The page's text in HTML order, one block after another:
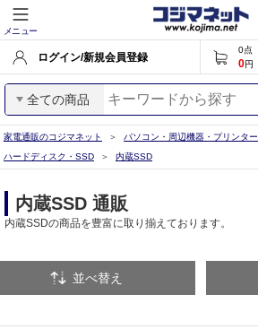
メニュー
ログイン/新規会員登録
0点
0円
全ての商品
家電通販のコジマネット パソコン・周辺機器・プリンター
ハードディスク・SSD
内蔵SSD
内蔵SSD 通販
内蔵SSDの商品を豊富に取り揃えております。
並べ替え